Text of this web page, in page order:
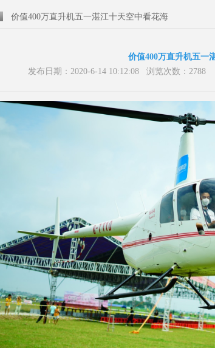
价值400万直升机五一湛江十天空中看花海
价值400万直升机五一
发布日期：2020-6-14 10:12:08 浏览次数：2788